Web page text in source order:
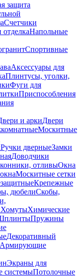
защита
Счетчики
Напольные
Спортивные
Аксессуары для
Плинтусы, уголки,
Фуги для
Приспособления
и аркиДвери
Москитные
Ручки дверныеЗамки
Доводчики
отливыОкна
Москитные сетки
Крепежные
дюбелиСкобы,
ХомутыХимические
Пружины
Декоративный
Армирующие
Экраны для
системыПотолочные